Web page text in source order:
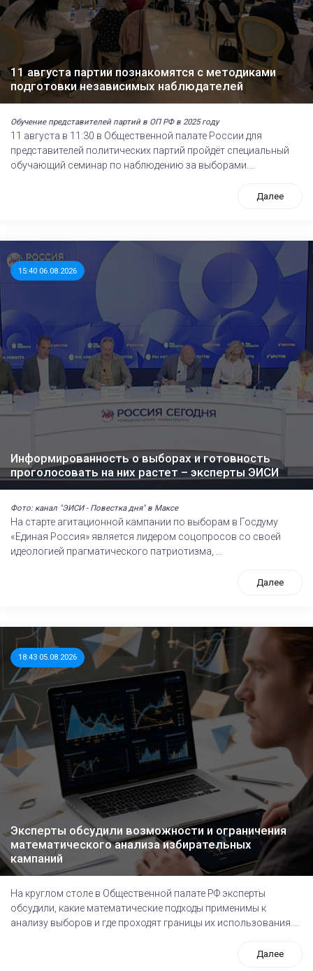
11 августа партии познакомятся с методиками
подготовки независимых наблюдателей
Обучение представителей партий в ОП РФ в 2025 году
11 августа в 11:30 в Общественной палате России для
представителей политических партий пройдёт специальный
обучающий семинар по наблюдению за выборами....
Далее
15:40 06.08.2026
Информированность о выборах и готовность
проголосовать на них растет – эксперты ЭИСИ
Фото: канал "ЭИСИ - Повестка дня" в Максе
На старте агитационной кампании по выборам в Госдуму
«Единая Россия» является лидером соцопросов со своей
идеологией прагматического патриотизма, ...
Далее
18:43 05.08.2026
Эксперты обсудили возможности и ограничения
математического анализа избирательных
кампаний
На круглом столе в Общественной палате РФ эксперты
обсудили, какие математические подходы применимы к
анализу выборов и где проходят границы их использования....
Далее